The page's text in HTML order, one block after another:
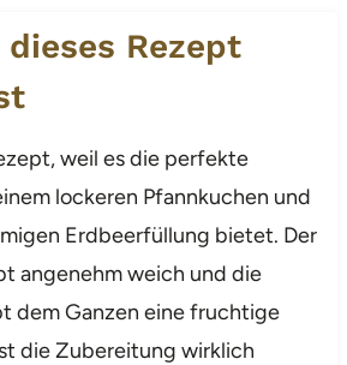
Rezept
weil es die perfekte
lockeren Pfannkuchen und
Erdbeerfüllung bietet. Der
angenehm weich und die
dem Ganzen eine fruchtige
die Zubereitung wirklich